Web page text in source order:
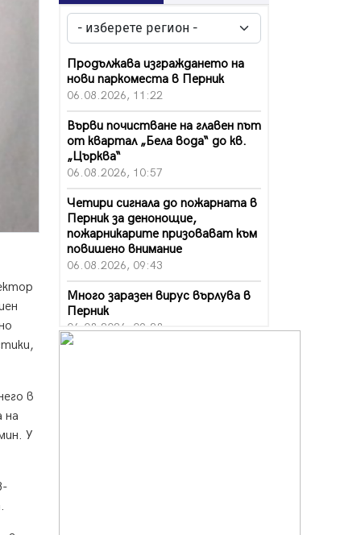
в
на
У
Продължава изграждането на
нови паркоместа в Перник
06.08.2026, 11:22
Върви почистване на главен път
от квартал „Бела вода“ до кв.
„Църква“
06.08.2026, 10:57
Четири сигнала до пожарната в
Перник за денонощие,
пожарникарите призовават към
повишено внимание
06.08.2026, 09:43
Много заразен вирус върлува в
Перник
06.08.2026, 09:28